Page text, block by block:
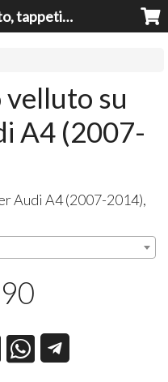
Braccioli per auto, tappeti auto, accessori auto MADE IN ITALY - Armrests, Mittelarmlehnen, Accoundoirs
su
A4 (2007-
Audi A4 (2007-2014),